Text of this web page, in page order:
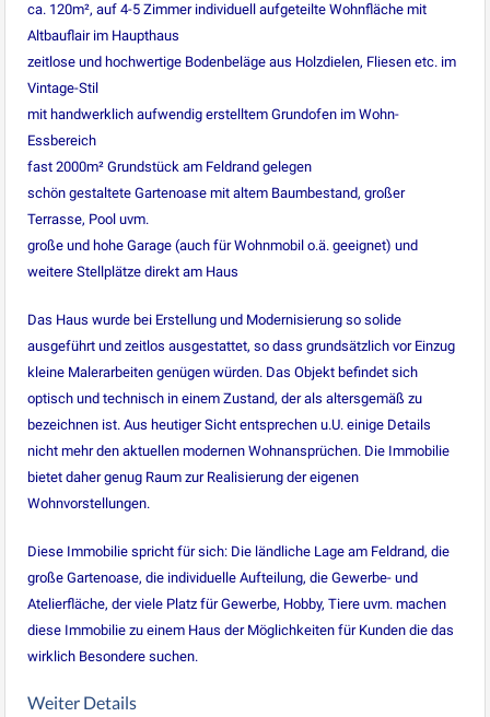
ca. 120m², auf 4-5 Zimmer individuell aufgeteilte Wohnfläche mit
Altbauflair im Haupthaus
zeitlose und hochwertige Bodenbeläge aus Holzdielen, Fliesen etc. im
Vintage-Stil
mit handwerklich aufwendig erstelltem Grundofen im Wohn-
Essbereich
fast 2000m² Grundstück am Feldrand gelegen
schön gestaltete Gartenoase mit altem Baumbestand, großer
Terrasse, Pool uvm.
große und hohe Garage (auch für Wohnmobil o.ä. geeignet) und
weitere Stellplätze direkt am Haus
Das Haus wurde bei Erstellung und Modernisierung so solide
ausgeführt und zeitlos ausgestattet, so dass grundsätzlich vor Einzug
kleine Malerarbeiten genügen würden. Das Objekt befindet sich
optisch und technisch in einem Zustand, der als altersgemäß zu
bezeichnen ist. Aus heutiger Sicht entsprechen u.U. einige Details
nicht mehr den aktuellen modernen Wohnansprüchen. Die Immobilie
bietet daher genug Raum zur Realisierung der eigenen
Wohnvorstellungen.
Diese Immobilie spricht für sich: Die ländliche Lage am Feldrand, die
große Gartenoase, die individuelle Aufteilung, die Gewerbe- und
Atelierfläche, der viele Platz für Gewerbe, Hobby, Tiere uvm. machen
diese Immobilie zu einem Haus der Möglichkeiten für Kunden die das
wirklich Besondere suchen.
Weiter Details